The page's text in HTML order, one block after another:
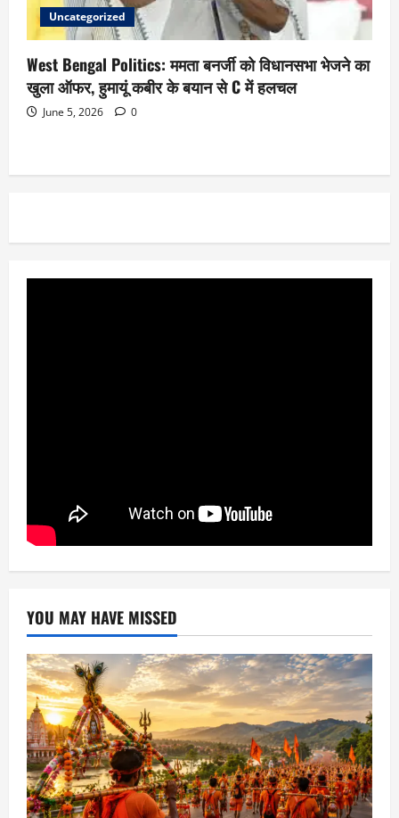
Uncategorized
West Bengal Politics: ममता बनर्जी को विधानसभा भेजने का
खुला ऑफर, हुमायूं कबीर के बयान से C में हलचल
June 5, 2026 0
YOU MAY HAVE MISSED